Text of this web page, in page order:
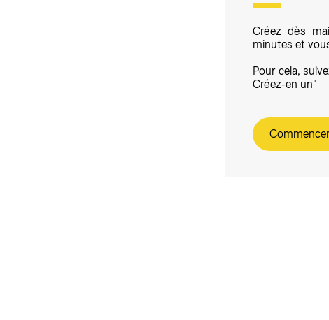
Créez dès
minutes et
Pour cela,
Créez-en un"
Commencer